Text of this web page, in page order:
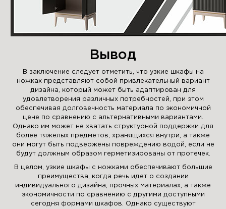
Вывод
В заключение следует отметить, что узкие шкафы на
ножках представляют собой привлекательный вариант
дизайна, который может быть адаптирован для
удовлетворения различных потребностей, при этом
обеспечивая долговечность материала по экономичной
цене по сравнению с альтернативными вариантами.
Однако им может не хватать структурной поддержки для
более тяжелых предметов, хранящихся внутри, а также
они могут быть подвержены повреждению водой, если не
будут должным образом герметизированы от протечек.
В целом, узкие шкафы с ножками обеспечивают большие
преимущества, когда речь идет о создании
индивидуального дизайна, прочных материалах, а также
экономичности по сравнению с другими доступными
сегодня формами шкафов. Однако существуют